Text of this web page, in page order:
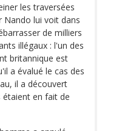
les traversées
Nando lui voit dans
de milliers
illégaux : l'un des
britannique est
a évalué le cas des
il a découvert
en fait de